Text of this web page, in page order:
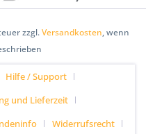
zzgl.Versandkosten, wenn
Hilfe / Support
und Lieferzeit
Widerrufsrecht